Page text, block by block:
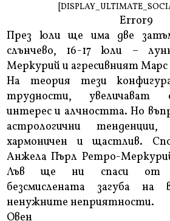
Error9
През юли ще има две
слънчево, 16-17 юли –
Меркурий и агресивният Марс
На теория тези
трудности, увеличават
интерес и алчността. Но
астрологични
хармоничен и щастлив.
Анжела Пърл Ретро-
Лъв ще ни спаси от
безсмислената загуба на
ненужните неприятности.
Овен